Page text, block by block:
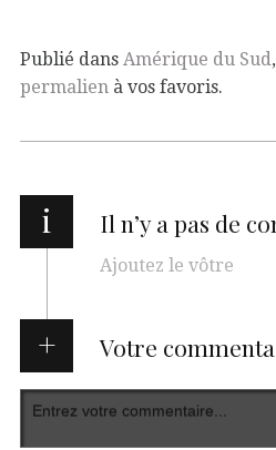
Publié dans Amérique du Sud,
permalien à vos favoris.
i Il n’y a pas de
Ajoutez le vôtre
Votre